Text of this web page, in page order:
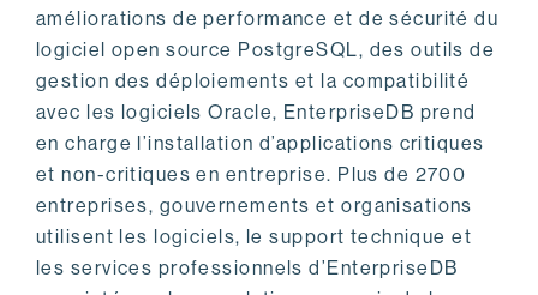
améliorations de performance et de sécurité du
logiciel open source PostgreSQL, des outils de
gestion des déploiements et la compatibilité
avec les logiciels Oracle, EnterpriseDB prend
en charge l’installation d’applications critiques
et non-critiques en entreprise. Plus de 2700
entreprises, gouvernements et organisations
utilisent les logiciels, le support technique et
les services professionnels d’EnterpriseDB